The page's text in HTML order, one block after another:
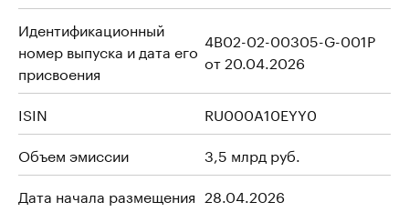
Идентификационный
номер выпуска и дата его
присвоения
4B02-02-00305-G-001P
от 20.04.2026
ISIN
RU000A10EYY0
Объем эмиссии
3,5 млрд руб.
Дата начала размещения 28.04.2026